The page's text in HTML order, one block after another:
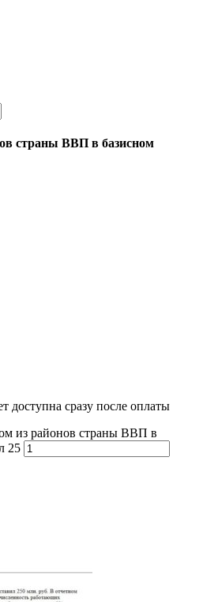
страны ВВП в базисном
доступна сразу после оплаты
из районов страны ВВП в
25